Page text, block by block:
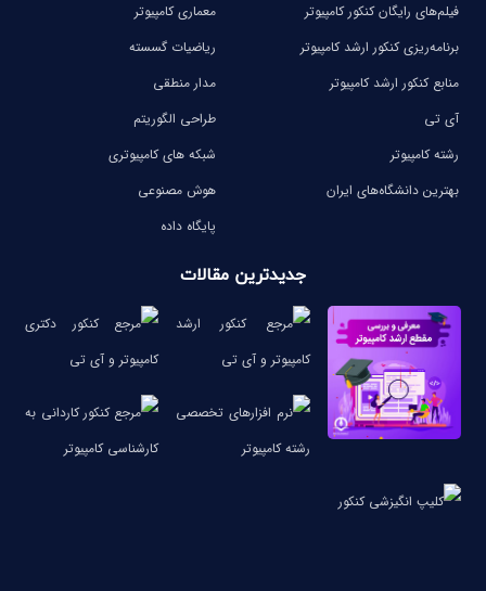
فیلم‌های رایگان کنکور کامپیوتر
برنامه‌ریزی کنکور ارشد کامپیوتر
منابع کنکور ارشد کامپیوتر
آی تی
رشته کامپیوتر
بهترین دانشگاه‌های ایران
معماری کامپیوتر
ریاضیات گسسته
مدار منطقی
طراحی الگوریتم
شبکه های کامپیوتری
هوش مصنوعی
پایگاه داده
جدیدترین مقالات